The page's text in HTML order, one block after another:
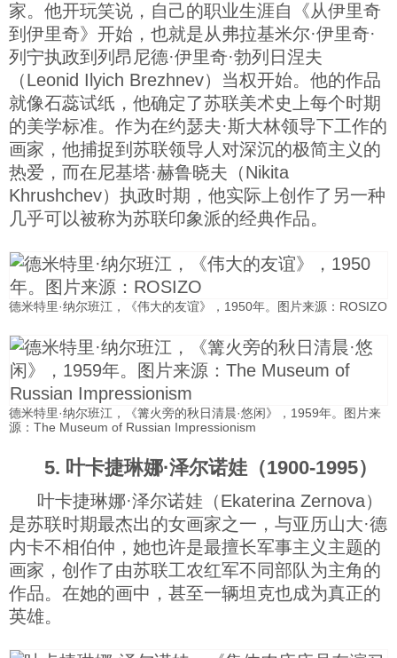
家。他开玩笑说，自己的职业生涯自《从伊里奇
到伊里奇》开始，也就是从弗拉基米尔·伊里奇·
列宁执政到列昂尼德·伊里奇·勃列日涅夫
（Leonid Ilyich Brezhnev）当权开始。他的作品
就像石蕊试纸，他确定了苏联美术史上每个时期
的美学标准。作为在约瑟夫·斯大林领导下工作的
画家，他捕捉到苏联领导人对深沉的极简主义的
热爱，而在尼基塔·赫鲁晓夫（Nikita
Khrushchev）执政时期，他实际上创作了另一种
几乎可以被称为苏联印象派的经典作品。
德米特里·纳尔班江，《伟大的友谊》，1950年。图片来源：ROSIZO
德米特里·纳尔班江，《篝火旁的秋日清晨·悠闲》，1959年。图片来
源：The Museum of Russian Impressionism
5. 叶卡捷琳娜·泽尔诺娃（1900-1995）
叶卡捷琳娜·泽尔诺娃（Ekaterina Zernova）
是苏联时期最杰出的女画家之一，与亚历山大·德
内卡不相伯仲，她也许是最擅长军事主义主题的
画家，创作了由苏联工农红军不同部队为主角的
作品。在她的画中，甚至一辆坦克也成为真正的
英雄。